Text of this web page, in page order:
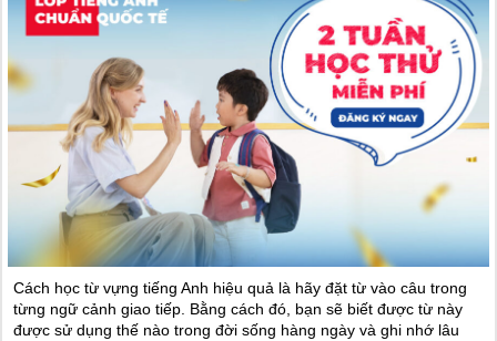
Cách học từ vựng tiếng Anh hiệu quả là hãy đặt từ vào câu trong
từng ngữ cảnh giao tiếp. Bằng cách đó, bạn sẽ biết được từ này
được sử dụng thế nào trong đời sống hàng ngày và ghi nhớ lâu